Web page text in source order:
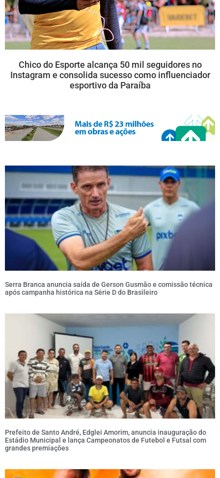
Chico do Esporte alcança 50 mil seguidores no
Instagram e consolida sucesso como influenciador
esportivo da Paraíba
Serra Branca anuncia saída de Gerson Gusmão e comissão técnica
após campanha histórica na Série D do Brasileiro
Prefeito de Santo André, Edglei Amorim, anuncia inauguração do
Estádio Municipal e lança Campeonatos de Futebol e Futsal com
grandes premiações